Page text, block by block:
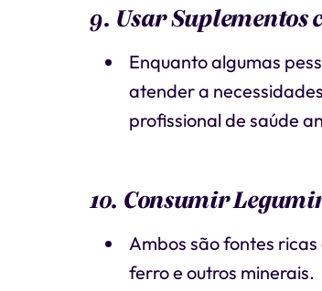
9. Usar Suplementos
Enquanto algumas
atender a
profissional de saúde
10. Consumir
Ambos são fontes
ferro e outros minerais.